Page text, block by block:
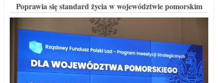
Poprawia się standard życia w województwie pomorskim